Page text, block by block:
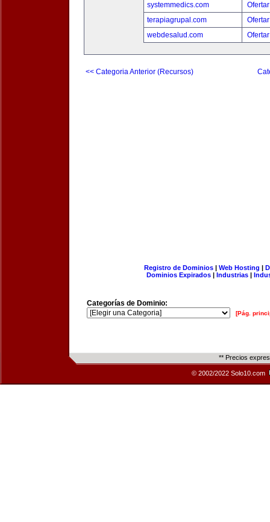
systemmedics.com
terapiagrupal.com
webdesalud.com
<< Categoria Anterior (Recursos)
Registro de Dominios| Web Hosting |
Dominios Expirados | Industrias |
Categorías de Dominio:
[Pág.
** Precios
© 2002/2022 Solo10.com